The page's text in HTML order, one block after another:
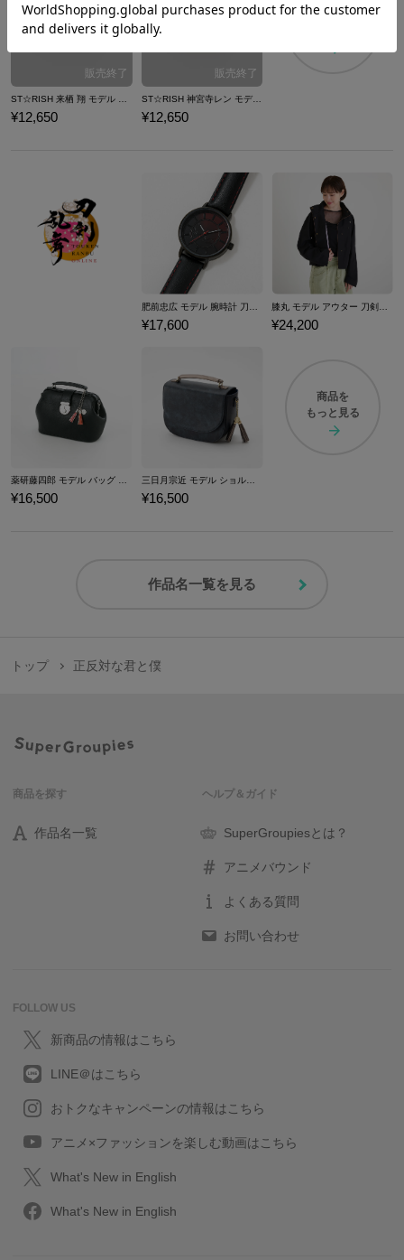
¥12,650
ST☆RISH 神宮寺レン モデル 三つ折り財布 劇場版 うたの☆プリンスさまっ♪ マジLOVEスターリッシュツアーズ
¥12,650
商品を
¥17,600 ¥24,200
薬研藤四郎 モデル バッグ 刀剣乱舞ONLINE
¥16,500
三日月宗近 モデル ショルダーバッグ 刀剣乱舞ONLINE
¥16,500
商品を
もっと見る
作品名一覧を見る
トップ 正反対な君と僕
商品を探す
作品名一覧
ヘルプ＆ガイド
SuperGroupiesとは？
アニメバウンド
よくある質問
お問い合わせ
FOLLOW US
新商品の情報はこちら
LINE＠はこちら
おトクなキャンペーンの情報はこちら
アニメ×ファッションを楽しむ動画はこちら
What's New in English
What's New in English